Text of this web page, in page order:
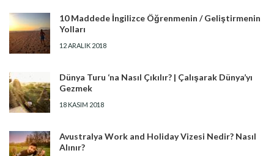
10 Maddede İngilizce Öğrenmenin / Geliştirmenin
Yolları
12 ARALIK 2018
Dünya Turu ‘na Nasıl Çıkılır? | Çalışarak Dünya’yı
Gezmek
18 KASIM 2018
Avustralya Work and Holiday Vizesi Nedir? Nasıl
Alınır?